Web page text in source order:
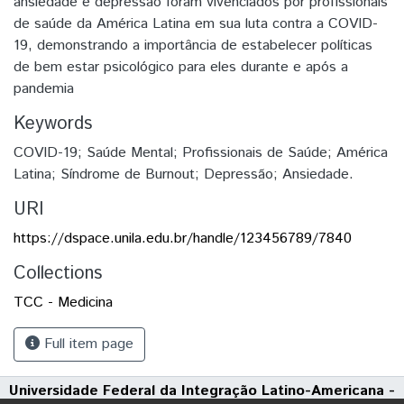
de saúde da América Latina em sua luta contra a COVID-
19, demonstrando a importância de estabelecer políticas
de bem estar psicológico para eles durante e após a
pandemia
Keywords
COVID-19; Saúde Mental; Profissionais de Saúde; América
Latina; Síndrome de Burnout; Depressão; Ansiedade.
URI
https://dspace.unila.edu.br/handle/123456789/7840
Collections
TCC - Medicina
Full item page
Universidade Federal da Integração Latino-Americana -